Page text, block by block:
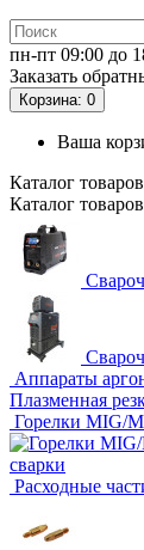
пн-пт 09:00 до
Заказать
Корзина: 0
Ваша
Каталог товаров
Каталог товаров
Аппараты
Плазменная
Горелки MIG/
сварки
Расходные